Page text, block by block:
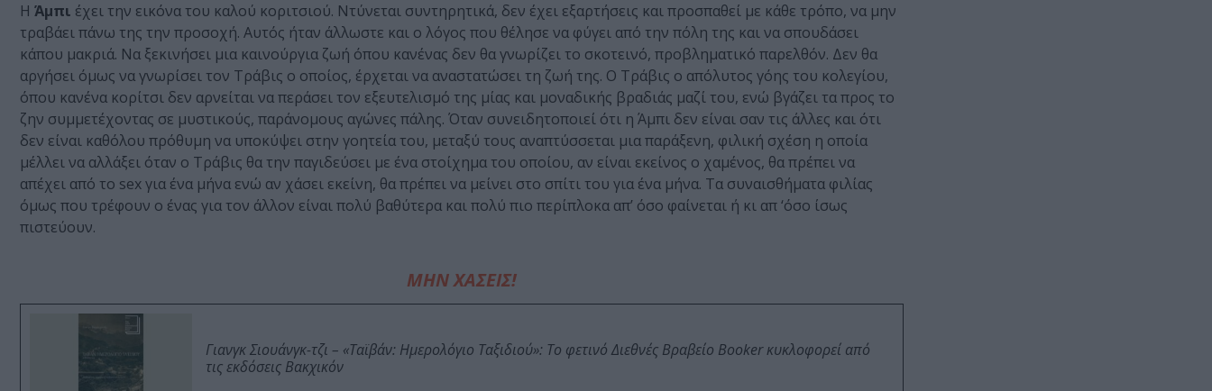
Η Άμπι έχει την εικόνα του καλού κοριτσιού. Ντύνεται συντηρητικά, δεν έχει εξαρτήσεις και προσπαθεί με κάθε τρόπο, να μην
τραβάει πάνω της την προσοχή. Αυτός ήταν άλλωστε και ο λόγος που θέλησε να φύγει από την πόλη της και να σπουδάσει
κάπου μακριά. Να ξεκινήσει μια καινούργια ζωή όπου κανένας δεν θα γνωρίζει το σκοτεινό, προβληματικό παρελθόν. Δεν θα
αργήσει όμως να γνωρίσει τον Τράβις ο οποίος, έρχεται να αναστατώσει τη ζωή της. Ο Τράβις ο απόλυτος γόης του κολεγίου,
όπου κανένα κορίτσι δεν αρνείται να περάσει τον εξευτελισμό της μίας και μοναδικής βραδιάς μαζί του, ενώ βγάζει τα προς το
ζην συμμετέχοντας σε μυστικούς, παράνομους αγώνες πάλης. Όταν συνειδητοποιεί ότι η Άμπι δεν είναι σαν τις άλλες και ότι
δεν είναι καθόλου πρόθυμη να υποκύψει στην γοητεία του, μεταξύ τους αναπτύσσεται μια παράξενη, φιλική σχέση η οποία
μέλλει να αλλάξει όταν ο Τράβις θα την παγιδεύσει με ένα στοίχημα του οποίου, αν είναι εκείνος ο χαμένος, θα πρέπει να
απέχει από το sex για ένα μήνα ενώ αν χάσει εκείνη, θα πρέπει να μείνει στο σπίτι του για ένα μήνα. Τα συναισθήματα φιλίας
όμως που τρέφουν ο ένας για τον άλλον είναι πολύ βαθύτερα και πολύ πιο περίπλοκα απ’ όσο φαίνεται ή κι απ ‘όσο ίσως
πιστεύουν.
ΜΗΝ ΧΑΣΕΙΣ!
Γιανγκ Σιουάνγκ-τζι – «Ταϊβάν: Ημερολόγιο Ταξιδιού»: Το φετινό Διεθνές Βραβείο Booker κυκλοφορεί από
τις εκδόσεις Βακχικόν